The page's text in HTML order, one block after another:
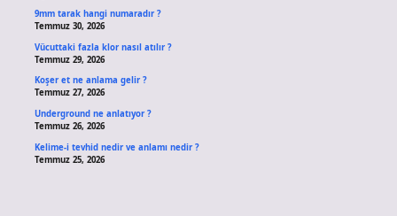
9mm tarak hangi numaradır ?
Temmuz 30, 2026
Vücuttaki fazla klor nasıl atılır ?
Temmuz 29, 2026
Koşer et ne anlama gelir ?
Temmuz 27, 2026
Underground ne anlatıyor ?
Temmuz 26, 2026
Kelime-i tevhid nedir ve anlamı nedir ?
Temmuz 25, 2026